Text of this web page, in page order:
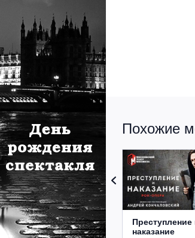
Похожие
Преступление
наказание